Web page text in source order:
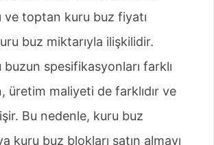
ve toptan kuru buz fiyatı
buz miktarıyla ilişkilidir.
buzun spesifikasyonları farklı
üretim maliyeti de farklıdır ve
Bu nedenle, kuru buz
kuru buz blokları satın almayı